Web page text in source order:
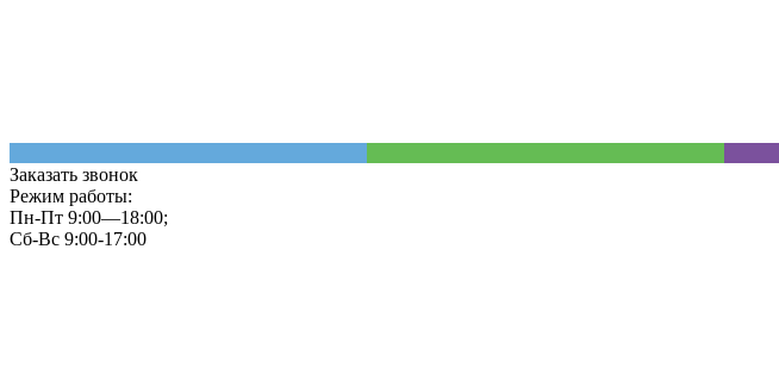
Заказать звонок
Режим работы:
Пн-Пт 9:00—18:00;
Сб-Вс 9:00-17:00